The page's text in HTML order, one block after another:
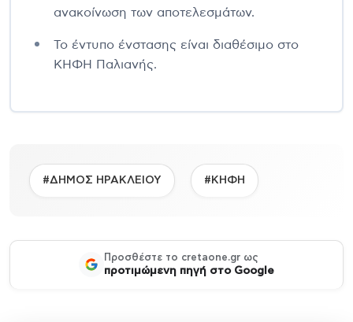
ανακοίνωση των αποτελεσμάτων.
Το έντυπο ένστασης είναι διαθέσιμο στο
ΚΗΦΗ Παλιανής.
#ΔΗΜΟΣ ΗΡΑΚΛΕΙΟΥ #ΚΗΦΗ
Προσθέστε το cretaone.gr ως
προτιμώμενη πηγή στο Google